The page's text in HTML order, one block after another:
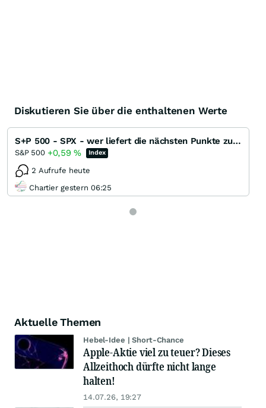
Diskutieren Sie über die enthaltenen Werte
S+P 500 - SPX - wer liefert die nächsten Punkte zum ATH ?
S&P 500 +0,59% Index
2 Aufrufe heute
Chartier gestern 06:25
Aktuelle Themen
Hebel-Idee | Short-Chance
Apple-Aktie viel zu teuer? Dieses
Allzeithoch dürfte nicht lange
halten!
14.07.26, 19:27